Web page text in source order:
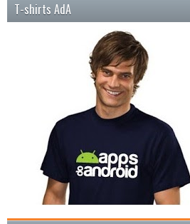
T-shirts AdA